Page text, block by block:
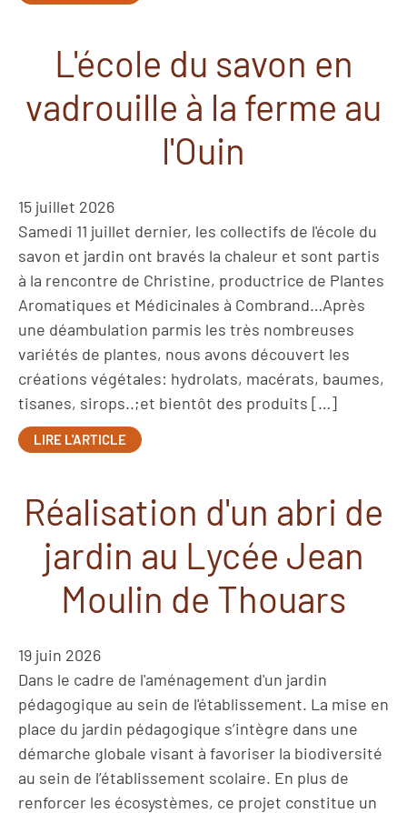
L'école du savon en
vadrouille à la ferme au
l'Ouin
15 juillet 2026
Samedi 11 juillet dernier, les collectifs de l'école du
savon et jardin ont bravés la chaleur et sont partis
à la rencontre de Christine, productrice de Plantes
Aromatiques et Médicinales à Combrand…Après
une déambulation parmis les très nombreuses
variétés de plantes, nous avons découvert les
créations végétales: hydrolats, macérats, baumes,
tisanes, sirops..;et bientôt des produits […]
LIRE L'ARTICLE
Réalisation d'un abri de
jardin au Lycée Jean
Moulin de Thouars
19 juin 2026
Dans le cadre de l'aménagement d'un jardin
pédagogique au sein de l'établissement. La mise en
place du jardin pédagogique s’intègre dans une
démarche globale visant à favoriser la biodiversité
au sein de l’établissement scolaire. En plus de
renforcer les écosystèmes, ce projet constitue un